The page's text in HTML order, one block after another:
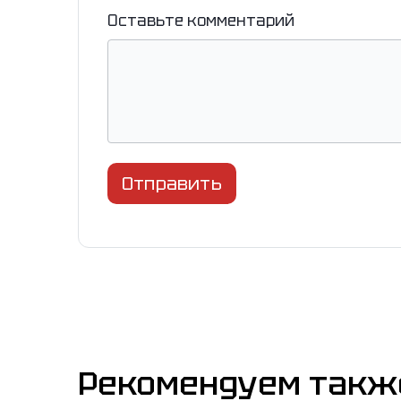
Оставьте комментарий
Отправить
Рекомендуем